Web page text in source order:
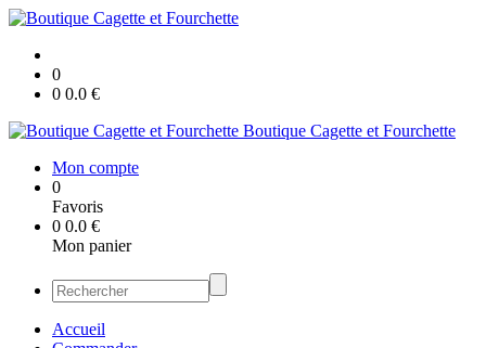
0
0 0.0 €
Boutique Cagette et Fourchette
Mon compte
0
Favoris
0 0.0 €
Mon panier
Accueil